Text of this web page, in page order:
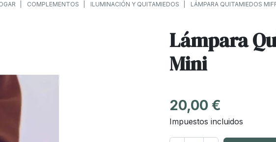
COMPLEMENTOS ILUMINACIÓN Y QUITAMIEDOS LÁMPARA QUITAMIEDOS
Lámpara
Mini
20,00 €
Impuestos incluidos